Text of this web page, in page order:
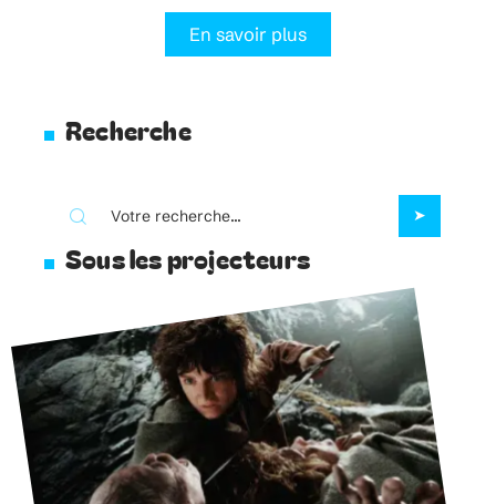
En savoir plus
Recherche
Sous les projecteurs